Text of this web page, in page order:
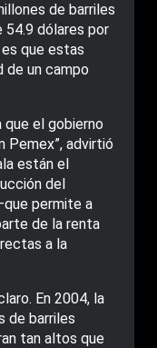
de barriles
54.9 dólares por
que estas
de un campo
que el gobierno
Pemex”, advirtió
están el
del
permite a
de la renta
a la
En 2004, la
de barriles
tan altos que